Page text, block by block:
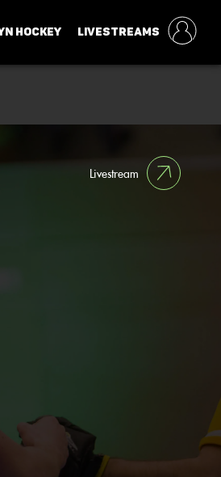
HOCKEY LIVESTREAMS
Livestream